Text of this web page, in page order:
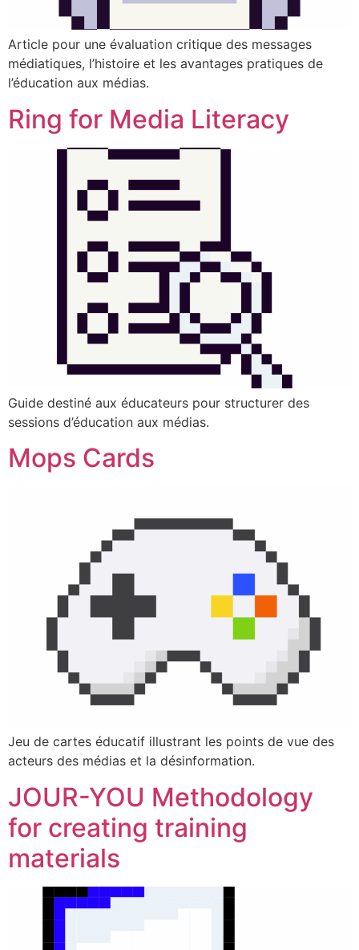
Article pour une évaluation critique des messages
médiatiques, l’histoire et les avantages pratiques de
l’éducation aux médias.
Ring for Media Literacy
Guide destiné aux éducateurs pour structurer des
sessions d’éducation aux médias.
Mops Cards
Jeu de cartes éducatif illustrant les points de vue des
acteurs des médias et la désinformation.
JOUR-YOU Methodology
for creating training
materials